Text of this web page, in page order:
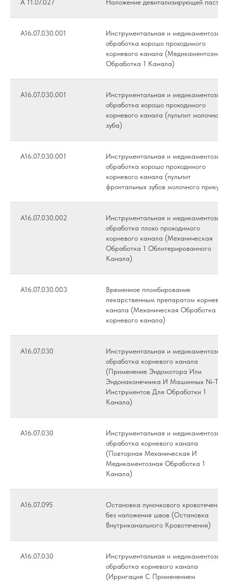
А 11.07.027 Наложение девитализирующей пасты
А16.07.030.001
Инструментальная и медикаментозная
обработка хорошо проходимого
корневого канала (Медикаментозная
Обработка 1 Канала)
А16.07.030.001
Инструментальная и медикаментозная
обработка хорошо проходимого
корневого канала (пульпит молочного
зуба)
А16.07.030.001
Инструментальная и медикаментозная
обработка хорошо проходимого
корневого канала (пульпит
фронтальных зубов молочного
А16.07.030.002
Инструментальная и медикаментозная
обработка плохо проходимого
корневого канала (Механическая
Обработка 1 Облитерированного
Канала)
А16.07.030.003
Временное пломбирование
лекарственным препаратом
канала (Механическая Обработка
корневого канала)
А16.07.030
Инструментальная и медикаментозная
обработка корневого канала
(Применение Эндомотора Или
Эндонаконечника И Машинных Ni-Ti
Инструментов Для Обработки 1
Канала)
А16.07.030
Инструментальная и медикаментозная
обработка корневого канала
(Повторная Механическая И
Медикаментозная Обработка 1
Канала)
А16.07.095
Остановка луночкового кровотечения
без наложения швов (Остановка
Внутриканального Кровотечения)
А16.07.030
Инструментальная и медикаментозная
обработка корневого канала
(Ирригация С Применением